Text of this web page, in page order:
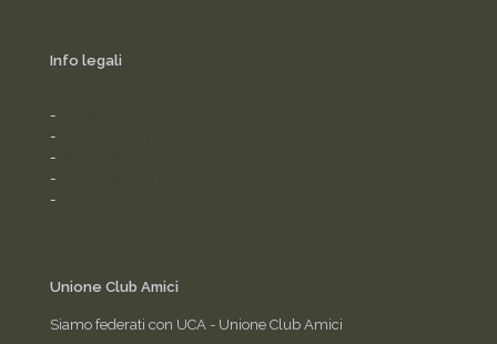
Info legali
-
-
-
-
-
Unione Club Amici
Siamo federati con UCA - Unione Club Amici